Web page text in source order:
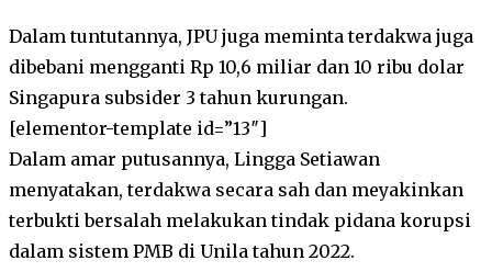
Dalam tuntutannya, JPU juga meminta terdakwa juga
dibebani mengganti Rp 10,6 miliar dan 10 ribu dolar
Singapura subsider 3 tahun kurungan.
[elementor-template id=”13″]
Dalam amar putusannya, Lingga Setiawan
menyatakan, terdakwa secara sah dan meyakinkan
terbukti bersalah melakukan tindak pidana korupsi
dalam sistem PMB di Unila tahun 2022.